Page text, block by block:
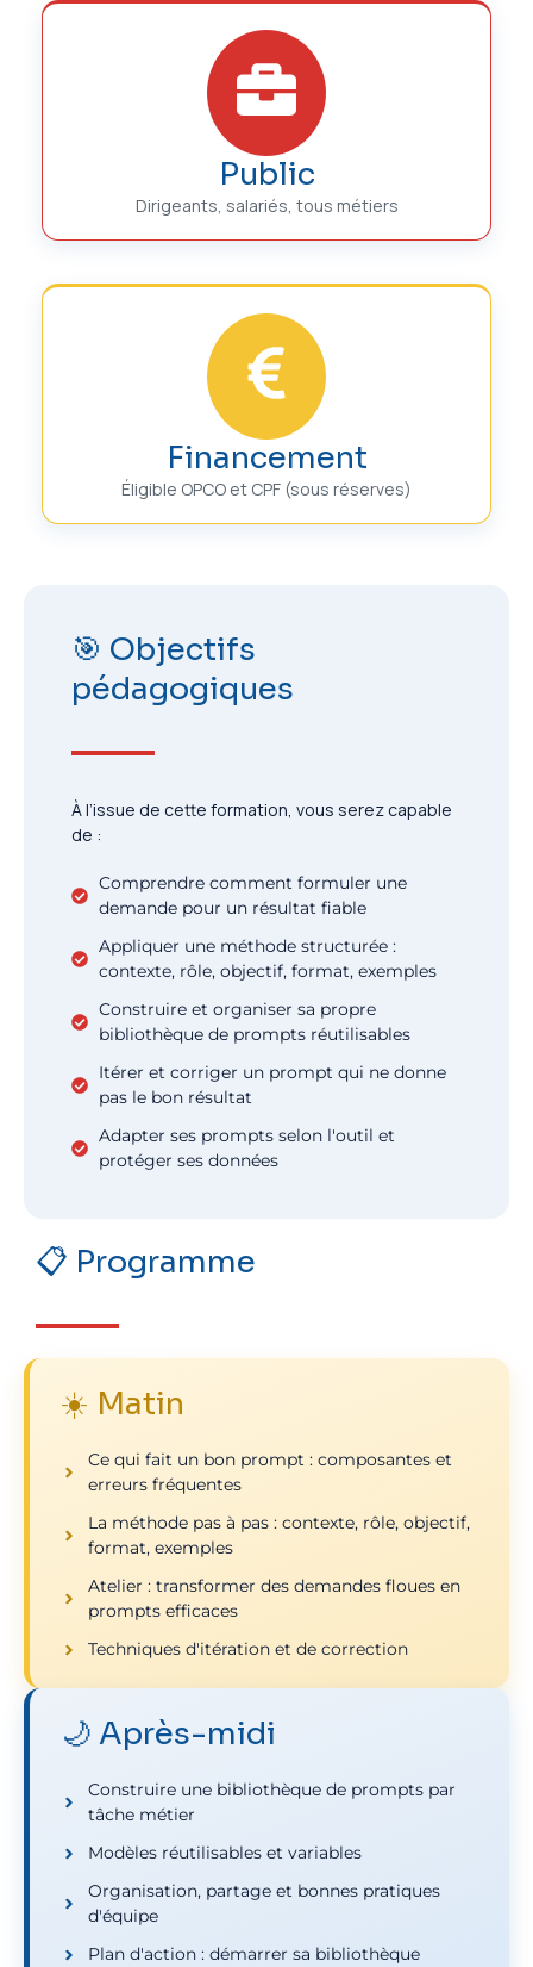
Public
Dirigeants, salariés, tous métiers
Financement
Éligible OPCO et CPF (sous réserves)
🎯 Objectifs
pédagogiques
À l’issue de cette formation, vous serez capable
de :
Comprendre comment formuler une
demande pour un résultat fiable
Appliquer une méthode structurée :
contexte, rôle, objectif, format, exemples
Construire et organiser sa propre
bibliothèque de prompts réutilisables
Itérer et corriger un prompt qui ne donne
pas le bon résultat
Adapter ses prompts selon l'outil et
protéger ses données
📋 Programme
☀️ Matin
Ce qui fait un bon prompt : composantes et
erreurs fréquentes
La méthode pas à pas : contexte, rôle, objectif,
format, exemples
Atelier : transformer des demandes floues en
prompts efficaces
Techniques d'itération et de correction
🌙 Après-midi
Construire une bibliothèque de prompts par
tâche métier
Modèles réutilisables et variables
Organisation, partage et bonnes pratiques
d'équipe
Plan d'action : démarrer sa bibliothèque